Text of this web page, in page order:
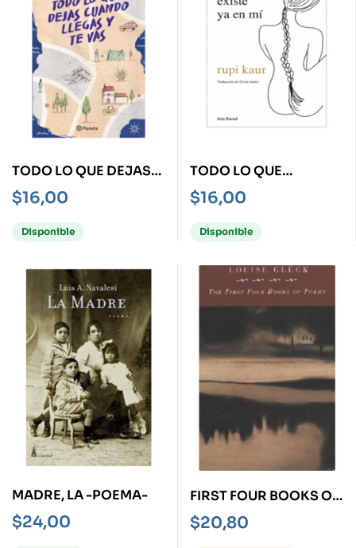
TODO LO QUE DEJAS
CUANDO LLEGAS Y TE
VAS
$16,00
Disponible
TODO LO QUE
NECESITO EXISTE YA
EN MI
$16,00
Disponible
MADRE, LA -POEMA-
$24,00
FIRST FOUR BOOKS OF
POEMS, THE
$20,80